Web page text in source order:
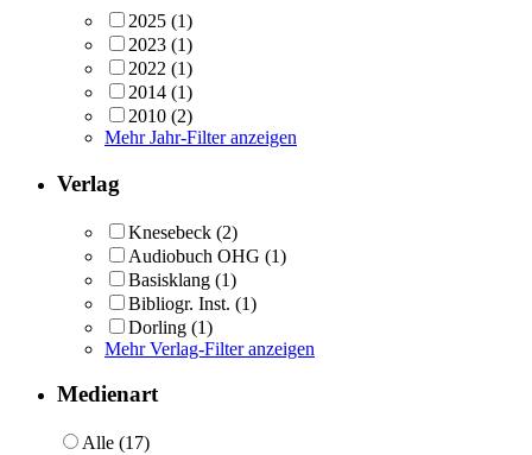
2025 (1)
2023 (1)
2022 (1)
2014 (1)
2010 (2)
Mehr Jahr-Filter anzeigen
Verlag
Knesebeck (2)
Audiobuch OHG (1)
Basisklang (1)
Bibliogr. Inst. (1)
Dorling (1)
Mehr Verlag-Filter anzeigen
Medienart
Alle (17)